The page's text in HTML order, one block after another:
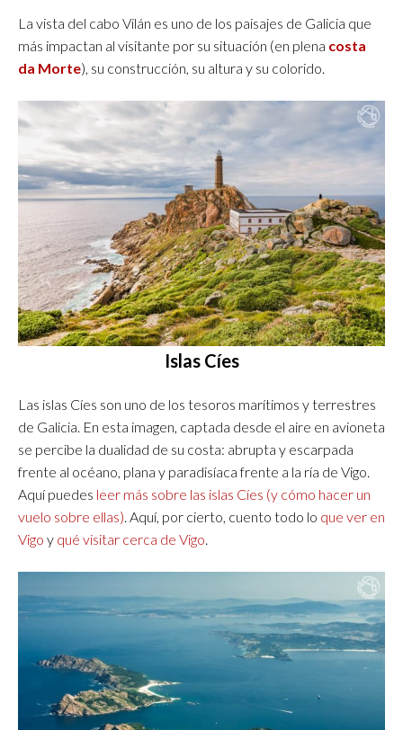
La vista del cabo Vilán es uno de los paisajes de Galicia que
más impactan al visitante por su situación (en plena costa
da Morte), su construcción, su altura y su colorido.
Islas Cíes
Las islas Cíes son uno de los tesoros marítimos y terrestres
de Galicia. En esta imagen, captada desde el aire en avioneta
se percibe la dualidad de su costa: abrupta y escarpada
frente al océano, plana y paradisíaca frente a la ría de Vigo.
Aquí puedes leer más sobre las islas Cíes (y cómo hacer un
vuelo sobre ellas) . Aquí, por cierto, cuento todo lo que ver en
Vigo y qué visitar cerca de Vigo